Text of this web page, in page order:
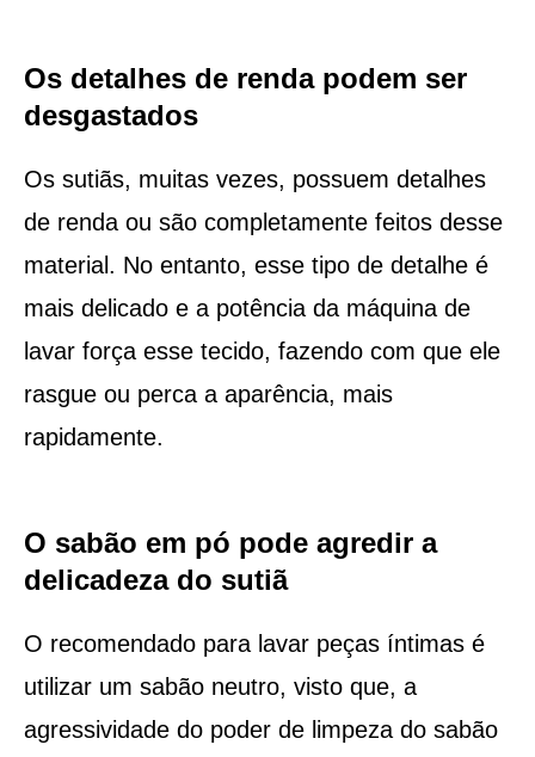
Os detalhes de renda podem ser
desgastados
Os sutiãs, muitas vezes, possuem detalhes
de renda ou são completamente feitos desse
material. No entanto, esse tipo de detalhe é
mais delicado e a potência da máquina de
lavar força esse tecido, fazendo com que ele
rasgue ou perca a aparência, mais
rapidamente.
O sabão em pó pode agredir a
delicadeza do sutiã
O recomendado para lavar peças íntimas é
utilizar um sabão neutro, visto que, a
agressividade do poder de limpeza do sabão